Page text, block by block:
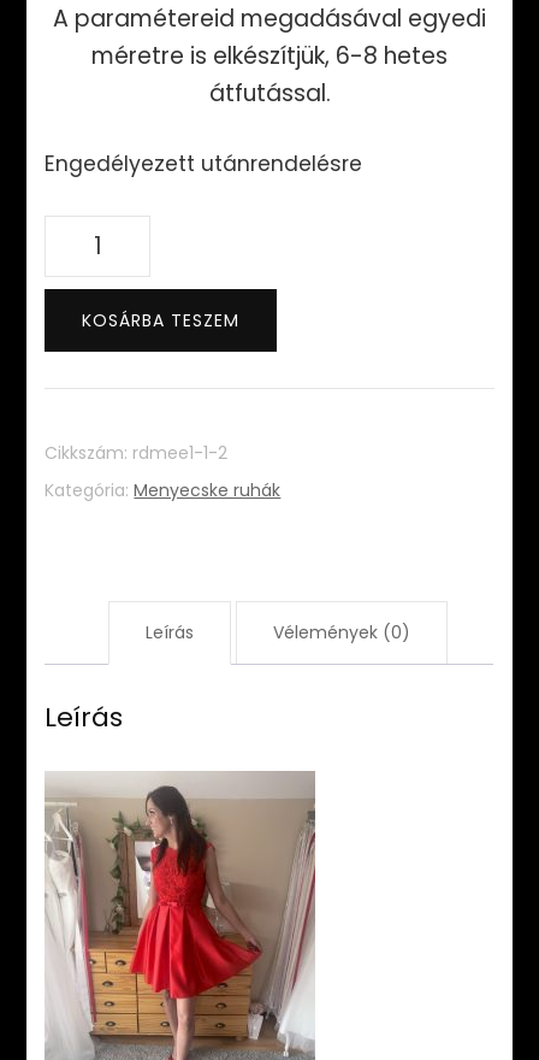
A paramétereid megadásával egyedi
méretre is elkészítjük, 6-8 hetes
átfutással.
Engedélyezett utánrendelésre
Stella
Dress
mennyiség
KOSÁRBA TESZEM
Cikkszám: rdmee1-1-2
Kategória:Menyecske ruhák
Leírás Vélemények (0)
Leírás